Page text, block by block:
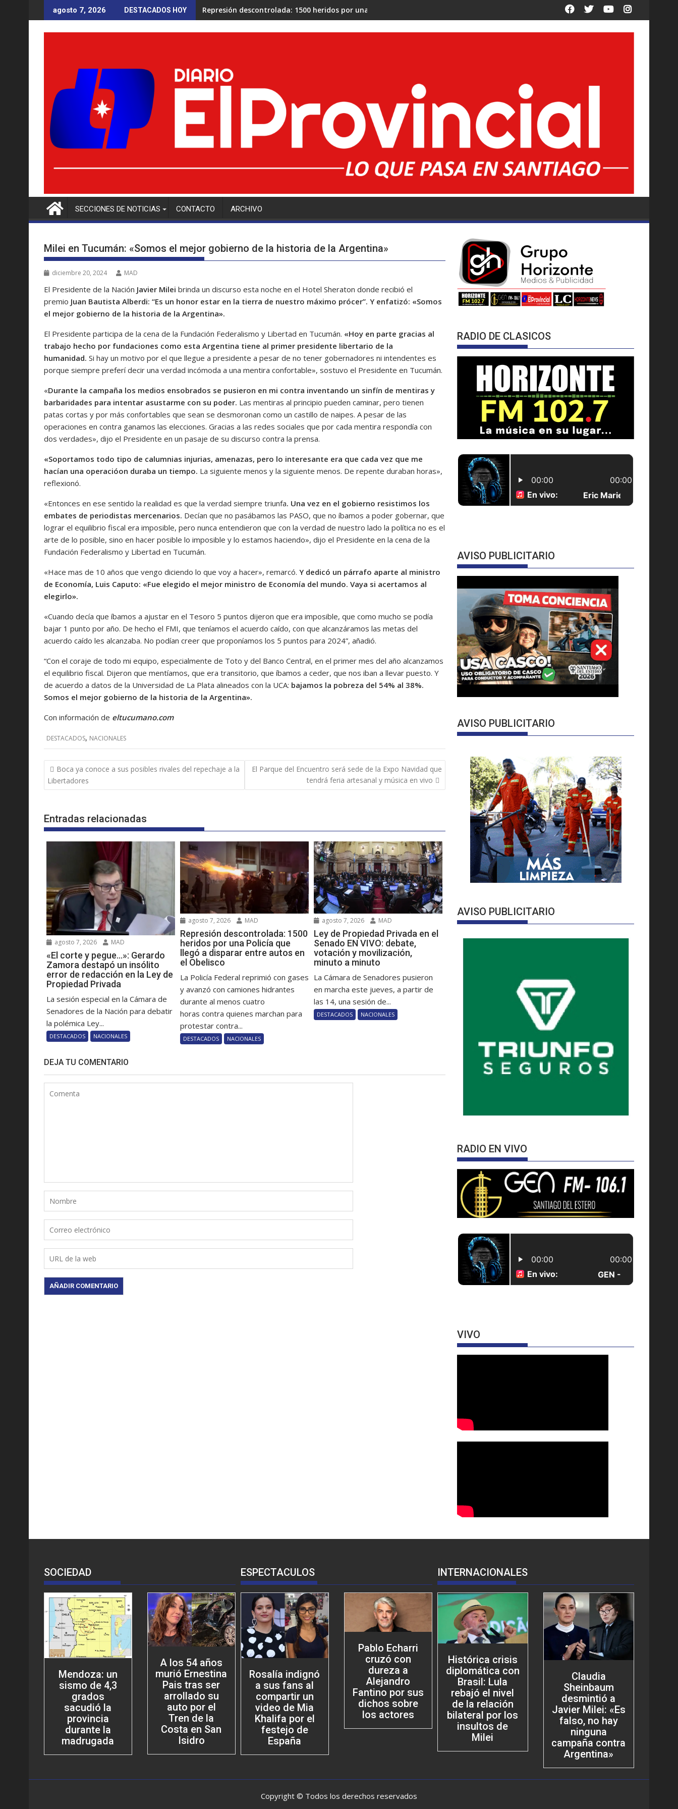
al
contenido
agosto 7, 2026 DESTACADOS HOY Represión descontrolada: 1500 heridos por una Policía que llegó a disparar entre autos en el Obelisco
SECCIONES DE NOTICIAS CONTACTO ARCHIVO
Milei en Tucumán: «Somos el mejor gobierno de la historia de la Argentina»
diciembre 20, 2024 MAD
El Presidente de la Nación Javier Milei brinda un discurso esta noche en el Hotel Sheraton donde recibió el
premio Juan Bautista Alberdi: “Es un honor estar en la tierra de nuestro máximo prócer”. Y enfatizó: «Somos
el mejor gobierno de la historia de la Argentina».
El Presidente participa de la cena de la Fundación Federalismo y Libertad en Tucumán. «Hoy en parte gracias al
trabajo hecho por fundaciones como esta Argentina tiene al primer presidente libertario de la
humanidad. Si hay un motivo por el que llegue a presidente a pesar de no tener gobernadores ni intendentes es
porque siempre preferí decir una verdad incómoda a una mentira confortable», sostuvo el Presidente en Tucumán.
«Durante la campaña los medios ensobrados se pusieron en mi contra inventando un sinfín de mentiras y
barbaridades para intentar asustarme con su poder. Las mentiras al principio pueden caminar, pero tienen
patas cortas y por más confortables que sean se desmoronan como un castillo de naipes. A pesar de las
operaciones en contra ganamos las elecciones. Gracias a las redes sociales que por cada mentira respondía con
dos verdades», dijo el Presidente en un pasaje de su discurso contra la prensa.
«Soportamos todo tipo de calumnias injurias, amenazas, pero lo interesante era que cada vez que me
hacían una operacióon duraba un tiempo. La siguiente menos y la siguiente menos. De repente duraban horas»,
reflexionó.
«Entonces en ese sentido la realidad es que la verdad siempre triunfa. Una vez en el gobierno resistimos los
embates de periodistas mercenarios. Decían que no pasábamos las PASO, que no íbamos a poder gobernar, que
lograr el equilibrio fiscal era imposible, pero nunca entendieron que con la verdad de nuestro lado la política no es el
arte de lo posible, sino en hacer posible lo imposible y lo estamos haciendo», dijo el Presidente en la cena de la
Fundación Federalismo y Libertad en Tucumán.
«Hace mas de 10 años que vengo diciendo lo que voy a hacer», remarcó. Y dedicó un párrafo aparte al ministro
de Economía, Luis Caputo: «Fue elegido el mejor ministro de Economía del mundo. Vaya si acertamos al
elegirlo».
«Cuando decía que íbamos a ajustar en el Tesoro 5 puntos dijeron que era imposible, que como mucho se podía
bajar 1 punto por año. De hecho el FMI, que teníamos el acuerdo caído, con que alcanzáramos las metas del
acuerdo caído les alcanzaba. No podían creer que proponíamos los 5 puntos para 2024”, añadió.
“Con el coraje de todo mi equipo, especialmente de Toto y del Banco Central, en el primer mes del año alcanzamos
el equilibrio fiscal. Dijeron que mentíamos, que era transitorio, que íbamos a ceder, que nos iban a llevar puesto. Y
de acuerdo a datos de la Universidad de La Plata alineados con la UCA: bajamos la pobreza del 54% al 38%.
Somos el mejor gobierno de la historia de la Argentina».
Con información de eltucumano.com
DESTACADOS, NACIONALES
Navegación
de
entradas
Boca ya conoce a sus posibles rivales del repechaje a la
Libertadores
El Parque del Encuentro será sede de la Expo Navidad que
tendrá feria artesanal y música en vivo
Entradas relacionadas
agosto 7, 2026 MAD
«El corte y pegue…»: Gerardo
Zamora destapó un insólito
error de redacción en la Ley de
Propiedad Privada
La sesión especial en la Cámara de
Senadores de la Nación para debatir
la polémica Ley...
DESTACADOS NACIONALES
agosto 7, 2026 MAD
Represión descontrolada: 1500
heridos por una Policía que
llegó a disparar entre autos en
el Obelisco
La Policía Federal reprimió con gases
y avanzó con camiones hidrantes
durante al menos cuatro
horas contra quienes marchan para
protestar contra...
DESTACADOS NACIONALES
agosto 7, 2026 MAD
Ley de Propiedad Privada en el
Senado EN VIVO: debate,
votación y movilización,
minuto a minuto
La Cámara de Senadores pusieron
en marcha este jueves, a partir de
las 14, una sesión de...
DESTACADOS NACIONALES
DEJA TU COMENTARIO
RADIO DE CLASICOS
AVISO PUBLICITARIO
AVISO PUBLICITARIO
AVISO PUBLICITARIO
RADIO EN VIVO
VIVO
SOCIEDAD
Mendoza: un
sismo de 4,3
grados
sacudió la
provincia
durante la
madrugada
A los 54 años
murió Ernestina
Pais tras ser
arrollado su
auto por el
Tren de la
Costa en San
Isidro
ESPECTACULOS
Rosalía indignó
a sus fans al
compartir un
video de Mia
Khalifa por el
festejo de
España
Pablo Echarri
cruzó con
dureza a
Alejandro
Fantino por sus
dichos sobre
los actores
INTERNACIONALES
Histórica crisis
diplomática con
Brasil: Lula
rebajó el nivel
de la relación
bilateral por los
insultos de
Milei
Claudia
Sheinbaum
desmintió a
Javier Milei: «Es
falso, no hay
ninguna
campaña contra
Argentina»
Copyright © Todos los derechos reservados